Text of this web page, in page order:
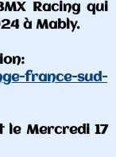
Racing qui
à Mably.
france-sud-
le Mercredi 17